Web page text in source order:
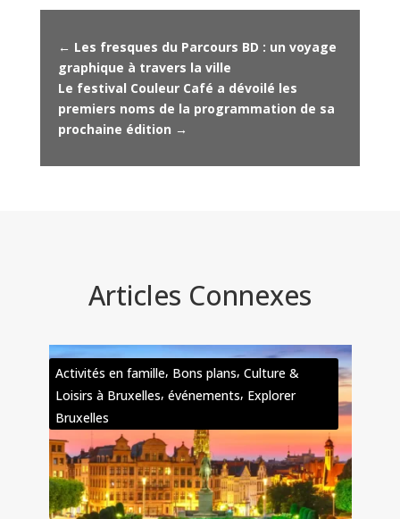
← Les fresques du Parcours BD : un voyage
graphique à travers la ville
Le festival Couleur Café a dévoilé les
premiers noms de la programmation de sa
prochaine édition →
Articles Connexes
Activités en famille, Bons plans, Culture &
Loisirs à Bruxelles, événements, Explorer
Bruxelles